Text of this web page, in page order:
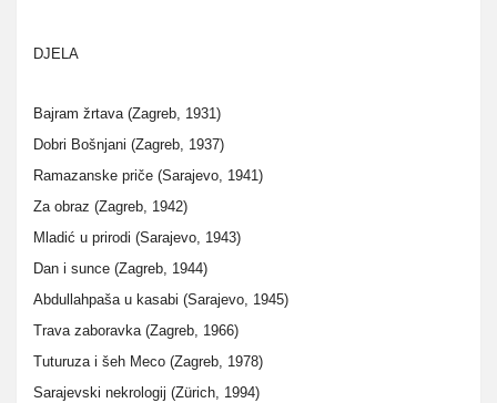
DJELA
Bajram žrtava (Zagreb, 1931)
Dobri Bošnjani (Zagreb, 1937)
Ramazanske priče (Sarajevo, 1941)
Za obraz (Zagreb, 1942)
Mladić u prirodi (Sarajevo, 1943)
Dan i sunce (Zagreb, 1944)
Abdullahpaša u kasabi (Sarajevo, 1945)
Trava zaboravka (Zagreb, 1966)
Tuturuza i šeh Meco (Zagreb, 1978)
Sarajevski nekrologij (Zürich, 1994)